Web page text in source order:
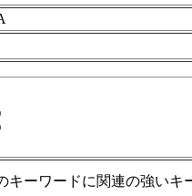
キーワードに関連の強いキ